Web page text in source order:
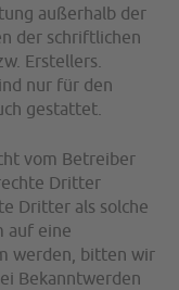
außerhalb der
der schriftlichen
Erstellers.
nur für den
gestattet.
vom Betreiber
Dritter
Dritter als solche
auf eine
werden, bitten wir
Bekanntwerden